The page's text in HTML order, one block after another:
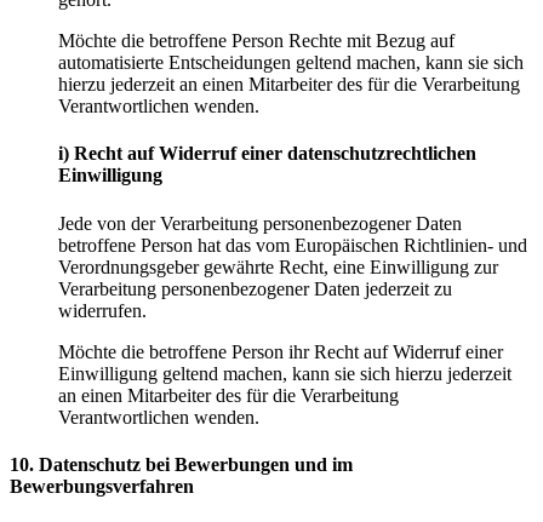
Möchte die betroffene Person Rechte mit Bezug auf
automatisierte Entscheidungen geltend machen, kann sie sich
hierzu jederzeit an einen Mitarbeiter des für die Verarbeitung
Verantwortlichen wenden.
i) Recht auf Widerruf einer datenschutzrechtlichen
Einwilligung
Jede von der Verarbeitung personenbezogener Daten
betroffene Person hat das vom Europäischen Richtlinien- und
Verordnungsgeber gewährte Recht, eine Einwilligung zur
Verarbeitung personenbezogener Daten jederzeit zu
widerrufen.
Möchte die betroffene Person ihr Recht auf Widerruf einer
Einwilligung geltend machen, kann sie sich hierzu jederzeit
an einen Mitarbeiter des für die Verarbeitung
Verantwortlichen wenden.
10. Datenschutz bei Bewerbungen und im
Bewerbungsverfahren